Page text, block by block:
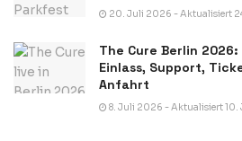
20. Juli 2026 - Aktualisiert
The Cure Berlin
Einlass, Support,
Anfahrt
8. Juli 2026 - Aktualisiert